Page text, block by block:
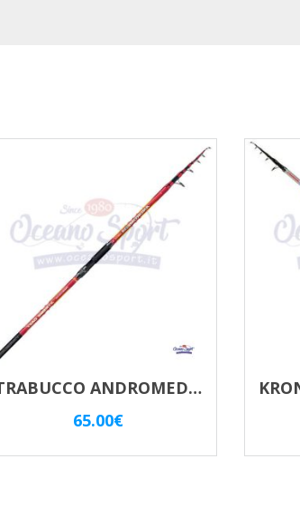
TRABUCCO ANDROMEDA XTREME CAST Mt. 4.20 Az. 200Gr.
65.00€